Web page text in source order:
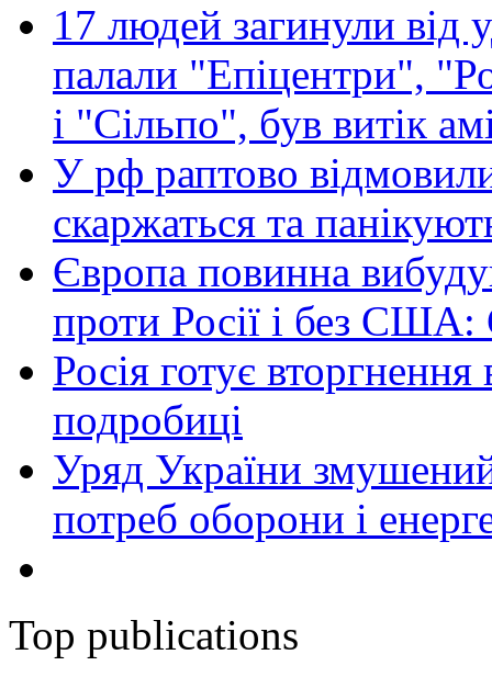
17 людей загинули від
палали "Епіцентри",
і "Сільпо", був витік
У рф раптово
скаржаться та
Європа повинна
проти Росії і без США:
Росія готує вторгнення
подробиці
Уряд України
потреб оборони і
Top publications